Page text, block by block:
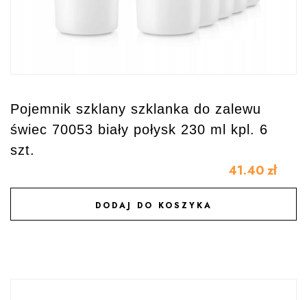
Pojemnik szklany szklanka do zalewu
świec 70053 biały połysk 230 ml kpl. 6
szt.
41.40 zł
DODAJ DO KOSZYKA
DODAJ DO ULUBIONYCH